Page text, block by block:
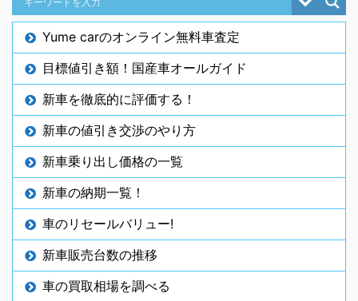
Yume carのオンライン無料車査定
目標値引き額！国産車オールガイド
新車を徹底的に評価する！
新車の値引き交渉のやり方
新車乗り出し価格の一覧
新車の納期一覧！
車のリセールバリュー!
新車販売台数の推移
車の買取相場を調べる